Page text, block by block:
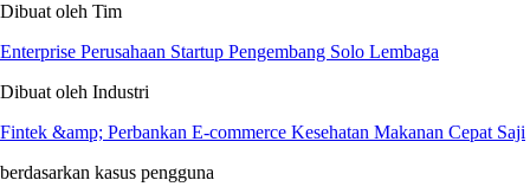
Dibuat oleh Tim
Enterprise Perusahaan Startup Pengembang Solo Lembaga
Dibuat oleh Industri
Fintek &amp; Perbankan E-commerce Kesehatan Makanan Cepat Saji
berdasarkan kasus pengguna